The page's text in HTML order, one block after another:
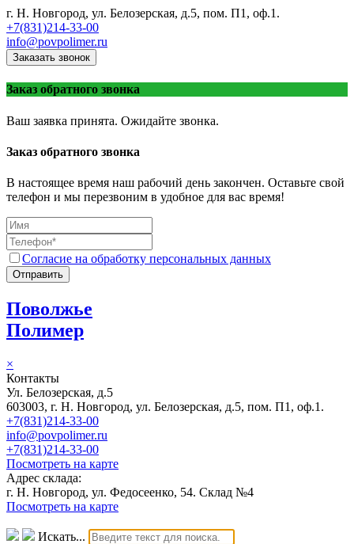
г. Н. Новгород, ул. Белозерская, д.5, пом. П1, оф.1.
+7(831)214-33-00
info@povpolimer.ru
Заказать звонок
Заказ обратного звонка
Ваш заявка принята. Ожидайте звонка.
Заказ обратного звонка
В настоящее время наш рабочий день закончен. Оставьте свой
телефон и мы перезвоним в удобное для вас время!
Согласие на обработку персональных данных
Отправить
Поволжье
Полимер
×
Контакты
Ул. Белозерская, д.5
603003, г. Н. Новгород, ул. Белозерская, д.5, пом. П1, оф.1.
+7(831)214-33-00
info@povpolimer.ru
+7(831)214-33-00
Посмотреть на карте
Адрес склада:
г. Н. Новгород, ул. Федосеенко, 54. Склад №4
Посмотреть на карте
Искать...